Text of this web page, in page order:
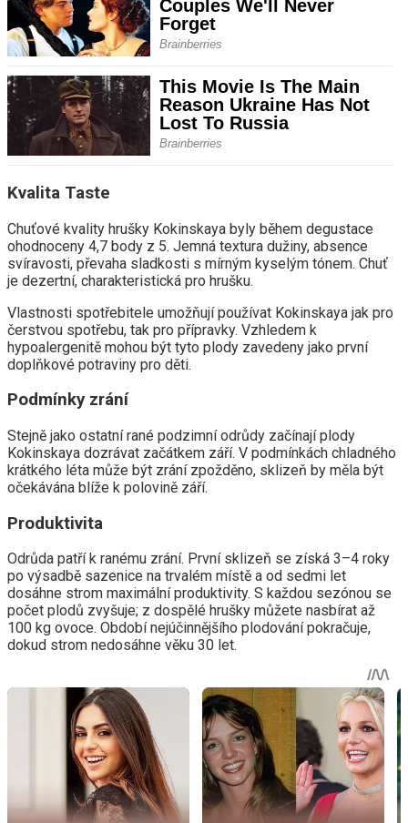
Kvalita Taste
Chuťové kvality hrušky Kokinskaya byly během degustace
ohodnoceny 4,7 body z 5. Jemná textura dužiny, absence
svíravosti, převaha sladkosti s mírným kyselým tónem. Chuť
je dezertní, charakteristická pro hrušku.
Vlastnosti spotřebitele umožňují používat Kokinskaya jak pro
čerstvou spotřebu, tak pro přípravky. Vzhledem k
hypoalergenitě mohou být tyto plody zavedeny jako první
doplňkové potraviny pro děti.
Podmínky zrání
Stejně jako ostatní rané podzimní odrůdy začínají plody
Kokinskaya dozrávat začátkem září. V podmínkách chladného
krátkého léta může být zrání zpožděno, sklizeň by měla být
očekávána blíže k polovině září.
Produktivita
Odrůda patří k ranému zrání. První sklizeň se získá 3–4 roky
po výsadbě sazenice na trvalém místě a od sedmi let
dosáhne strom maximální produktivity. S každou sezónou se
počet plodů zvyšuje; z dospělé hrušky můžete nasbírat až
100 kg ovoce. Období nejúčinnějšího plodování pokračuje,
dokud strom nedosáhne věku 30 let.